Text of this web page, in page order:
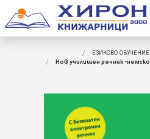
ЕЗИКОВО ОБУЧЕНИЕ
Нов училищен речник -